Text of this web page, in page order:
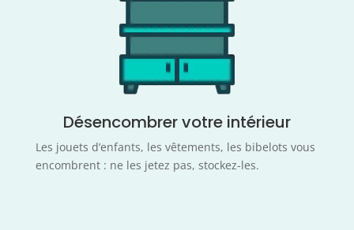
Désencombrer votre intérieur
Les jouets d’enfants, les vêtements, les bibelots vous
encombrent : ne les jetez pas, stockez-les.